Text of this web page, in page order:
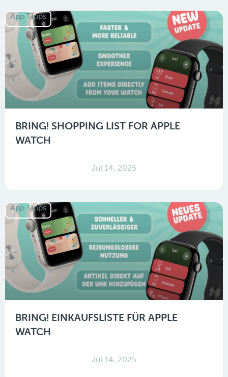
App Tipps
BRING! SHOPPING LIST FOR APPLE
WATCH
Jul 14, 2025
App Tipps
BRING! EINKAUFSLISTE FÜR APPLE
WATCH
Jul 14, 2025